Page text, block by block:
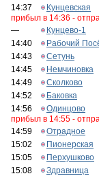
14:37
Кунцевская
прибыл в 14:36 -
—
Кунцево-1
14:40
Рабочий
14:43
Сетунь
14:45
Немчиновка
14:49
Сколково
14:52
Баковка
14:56
Одинцово
прибыл в 14:55 -
14:59
Отрадное
15:02
Пионерская
15:05
Перхушково
15:08
Здравница